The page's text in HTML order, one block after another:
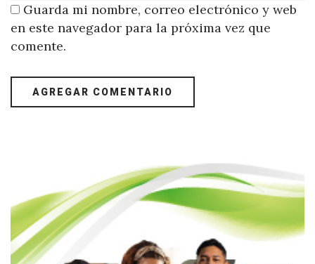
Guarda mi nombre, correo electrónico y web
en este navegador para la próxima vez que
comente.